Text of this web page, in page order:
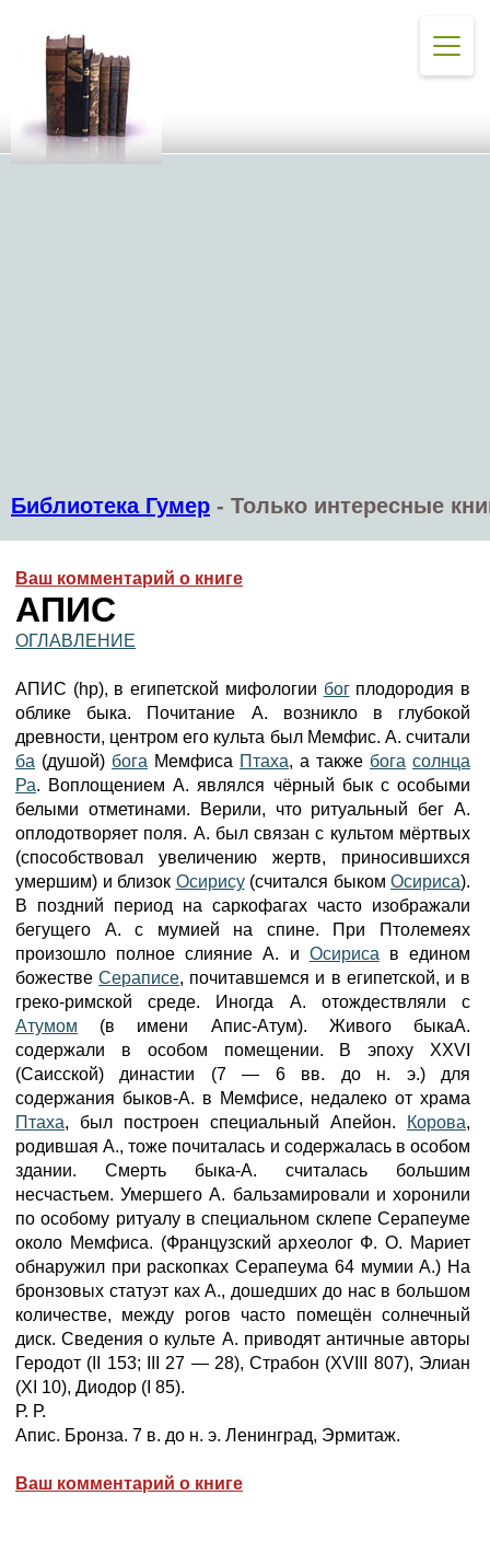
Библиотека Гумер - Только интересные
Ваш комментарий о книге
АПИС
ОГЛАВЛЕНИЕ
АПИС (hp), в египетской мифологии богплодородия в
облике быка. Почитание А. возникло в глубокой
древности, центром его культа был Мемфис. А. считали
ба (душой) бога Мемфиса Птаха, а также бога солнца
Ра. Воплощением А. являлся чёрный бык с особыми
белыми отметинами. Верили, что ритуальный бег А.
оплодотворяет поля. А. был связан с культом мёртвых
(способствовал увеличению жертв, приносившихся
умершим) и близок Осирису(считался быком Осириса).
В поздний период на саркофагах часто изображали
бегущего А. с мумией на спине. При Птолемеях
произошло полное слияние А. и Осириса в едином
божествеСераписе, почитавшемся и в египетской, и в
греко-римской среде. Иногда А. отождествляли с
Атумом (в имени Апис-Атум). Живого быкаА.
содержали в особом помещении. В эпоху XXVI
(Саисской) династии (7 — 6 вв. до н. э.) для
содержания быков-A. в Мемфисе, недалеко от храма
Птаха, был построен специальный Апейон. Корова,
родившая А., тоже почиталась и содержалась в особом
здании. Смерть быка-A. считалась большим
несчастьем. Умершего А. бальзамировали и хоронили
по особому ритуалу в специальном склепе Серапеуме
около Мемфиса. (Французский археолог Ф. О. Мариет
обнаружил при раскопках Серапеума 64 мумии А.) На
бронзовых статуэт ках А., дошедших до нас в большом
количестве, между рогов часто помещён солнечный
диск. Сведения о культе А. приводят античные авторы
Геродот (II 153; III 27 — 28), Страбон (XVIII 807), Элиан
(XI 10), Диодор (I 85).
Р. Р.
Апис. Бронза. 7 в. до н. э. Ленинград, Эрмитаж.
Ваш комментарий о книге